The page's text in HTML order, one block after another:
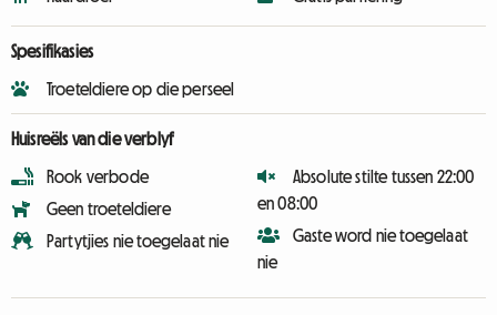
Spesifikasies
Troeteldiere op die perseel
Huisreëls van die verblyf
Rook verbode
Geen troeteldiere
Partytjies nie toegelaat nie
Absolute stilte tussen 22:00
en 08:00
Gaste word nie toegelaat
nie